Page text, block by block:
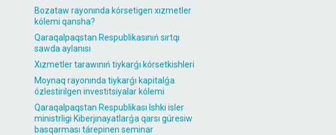
Bozataw rayonında kórsetigen xızmetler
kólemi qansha?
Qaraqalpaqstan Respublikasınıń sırtqı
sawda aylanısı
Xızmetler tarawınıń tiykarǵı kórsetkishleri
Moynaq rayonında tiykarǵı kapitalǵa
ózlestirilgen investitsiyalar kólemi
Qaraqalpaqstan Respublikası Ishki isler
ministrligi Kiberjınayatlarǵa qarsı gúresiw
basqarması tárepinen seminar